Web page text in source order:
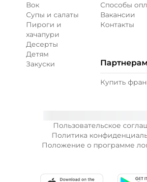
Пользовательское
Политика
Положение о программе
Вок
Супы и салаты
Пироги и
хачапури
Десерты
Детям
Закуски
Способы
Вакансии
Контакты
Партнерам
Купить